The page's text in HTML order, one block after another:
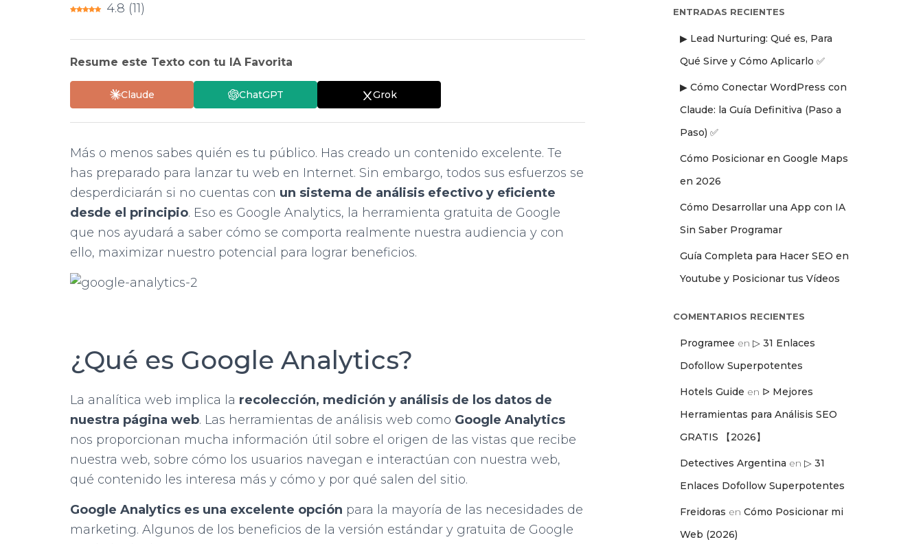
c
e
b
o
o
k
it
te
r
s
A
p
p
e
dI
n
p
ar
ti
r
4.8 (11)
Resume este Texto con tu IA Favorita
Claude ChatGPT Grok
Más o menos sabes quién es tu público. Has creado un contenido excelente. Te
has preparado para lanzar tu web en Internet. Sin embargo, todos sus esfuerzos se
desperdiciarán si no cuentas con un sistema de análisis efectivo y eficiente
desde el principio. Eso es Google Analytics, la herramienta gratuita de Google
que nos ayudará a saber cómo se comporta realmente nuestra audiencia y con
ello, maximizar nuestro potencial para lograr beneficios.
¿Qué es Google Analytics?
La analítica web implica la recolección, medición y análisis de los datos de
nuestra página web. Las herramientas de análisis web como Google Analytics
nos proporcionan mucha información útil sobre el origen de las vistas que recibe
nuestra web, sobre cómo los usuarios navegan e interactúan con nuestra web,
qué contenido les interesa más y cómo y por qué salen del sitio.
Google Analytics es una excelente opción para la mayoría de las necesidades de
marketing. Algunos de los beneficios de la versión estándar y gratuita de Google
c
ENTRADAS RECIENTES
▶ Lead Nurturing: Qué es, Para
Qué Sirve y Cómo Aplicarlo ✅
▶ Cómo Conectar WordPress con
Claude: la Guía Definitiva (Paso a
Paso) ✅
Cómo Posicionar en Google Maps
en 2026
Cómo Desarrollar una App con IA
Sin Saber Programar
Guía Completa para Hacer SEO en
Youtube y Posicionar tus Vídeos
COMENTARIOS RECIENTES
Programee en ▷ 31 Enlaces
Dofollow Superpotentes
Hotels Guide en ᐅ Mejores
Herramientas para Análisis SEO
GRATIS 【2026】
Detectives Argentina en ▷ 31
Enlaces Dofollow Superpotentes
Freidoras en Cómo Posicionar mi
Web (2026)